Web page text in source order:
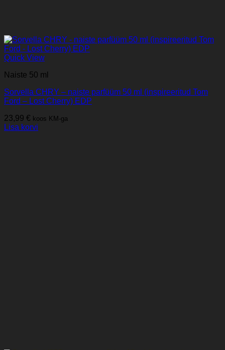
Quick View
Naiste 50 ml
Sorvella CHRY – naiste parfüüm 50 ml (inspireeritud Tom
Ford – Lost Cherry) EDP
23,99 € koos KM-ga
Lisa korvi